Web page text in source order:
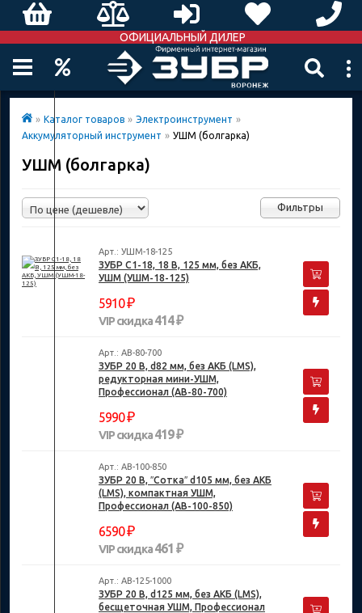
ОФИЦИАЛЬНЫЙ ДИЛЕР
» Каталог товаров » Электроинструмент »
Аккумуляторный инструмент » УШМ (болгарка)
УШМ (болгарка)
Фильтры
Арт.: УШМ-18-125
ЗУБР С1-18, 18 В, 125 мм, без АКБ,
УШМ (УШМ-18-125)
5910₽
VIP скидка414 ₽
Арт.: AB-80-700
ЗУБР 20 В, d82 мм, без АКБ (LMS),
редукторная мини-УШМ,
Профессионал (AB-80-700)
5990₽
VIP скидка419 ₽
Арт.: AB-100-850
ЗУБР 20 В, ″Сотка″ d105 мм, без АКБ
(LMS), компактная УШМ,
Профессионал (AB-100-850)
6590₽
VIP скидка461 ₽
Арт.: AB-125-1000
ЗУБР 20 В, d125 мм, без АКБ (LMS),
бесщеточная УШМ, Профессионал